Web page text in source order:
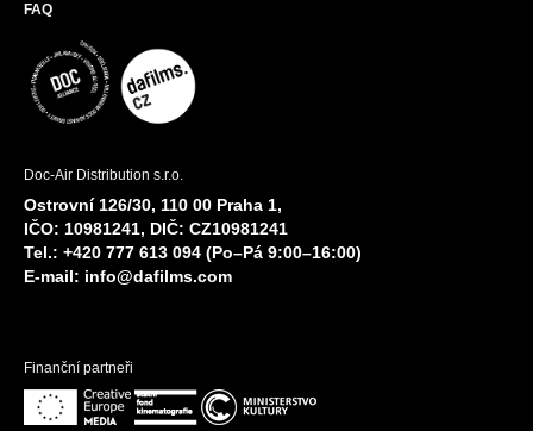
FAQ
Doc-Air Distribution s.r.o.
Ostrovní 126/30, 110 00 Praha 1,
IČO: 10981241, DIČ: CZ10981241
Tel.: +420 777 613 094 (Po–Pá 9:00–16:00)
E-mail: info@dafilms.com
Finanční partneři